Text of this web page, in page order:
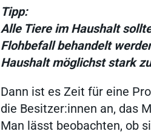
Tipp:
Alle Tiere im Haushalt
Flohbefall behandelt
Haushalt möglichst stark
Dann ist es Zeit für eine
die Besitzer:innen an, das
Man lässt beobachten, ob